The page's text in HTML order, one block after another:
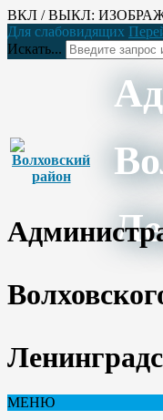
ВКЛ / ВЫКЛ:
Для слабовидящих
Искать...
МЕНЮ